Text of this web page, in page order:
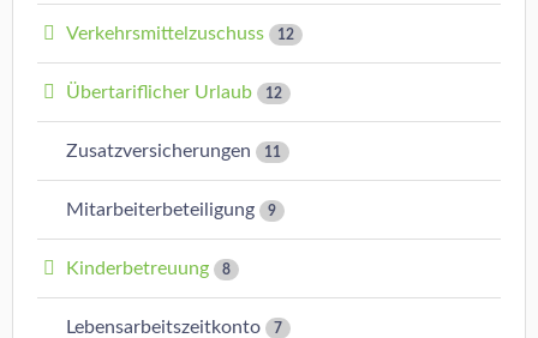
Verkehrsmittelzuschuss 12
Übertariflicher Urlaub 12
Zusatzversicherungen 11
Mitarbeiterbeteiligung 9
Kinderbetreuung 8
Lebensarbeitszeitkonto 7